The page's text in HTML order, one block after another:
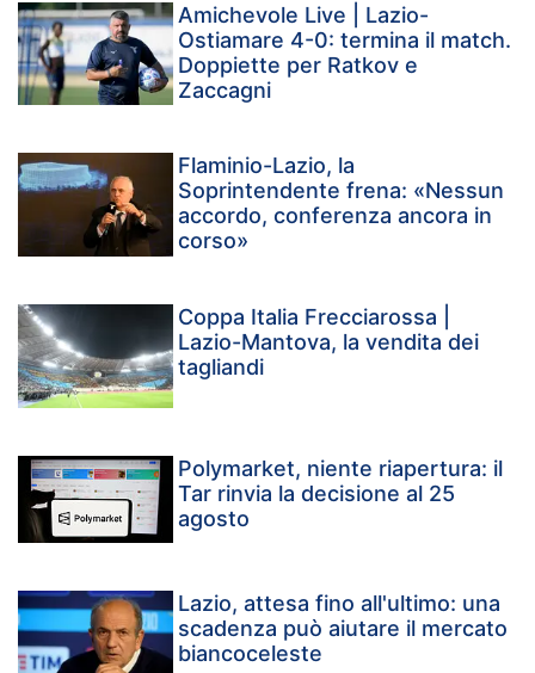
Amichevole Live | Lazio-
Ostiamare 4-0: termina il match.
Doppiette per Ratkov e
Zaccagni
Flaminio-Lazio, la
Soprintendente frena: «Nessun
accordo, conferenza ancora in
corso»
Coppa Italia Frecciarossa |
Lazio-Mantova, la vendita dei
tagliandi
Polymarket, niente riapertura: il
Tar rinvia la decisione al 25
agosto
Lazio, attesa fino all'ultimo: una
scadenza può aiutare il mercato
biancoceleste